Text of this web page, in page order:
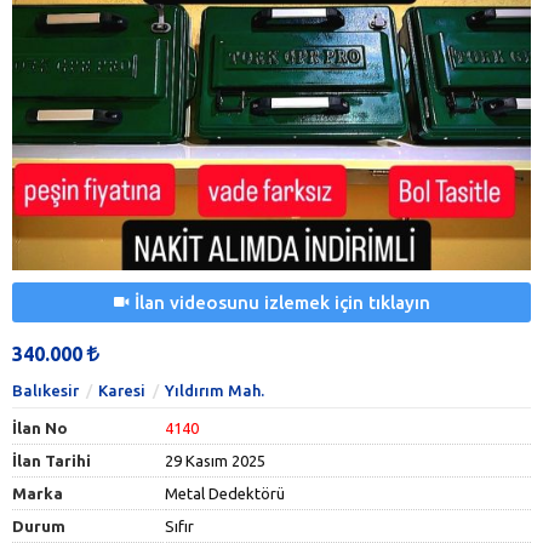
İlan videosunu izlemek için tıklayın
340.000
Balıkesir Karesi Yıldırım Mah.
İlan No
4140
İlan Tarihi
29 Kasım 2025
Marka
Metal Dedektörü
Durum
Sıfır